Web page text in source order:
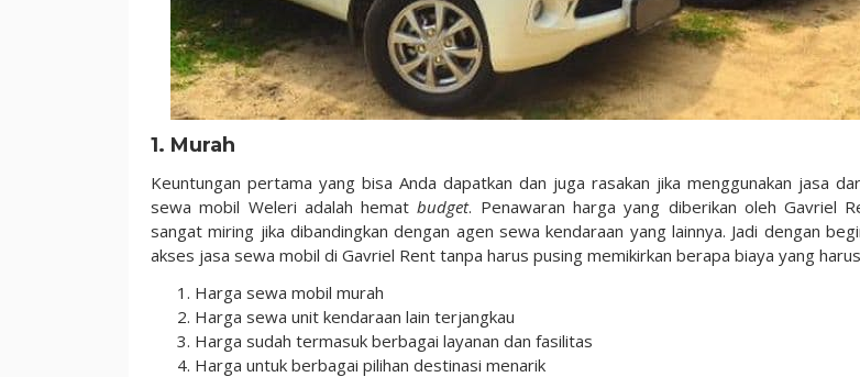
1. Murah
Keuntungan pertama yang bisa Anda dapatkan dan juga rasakan jika menggunakan jasa
sewa mobil Weleri adalah hematbudget. Penawaran harga yang diberikan oleh Gavriel
sangat miring jika dibandingkan dengan agen sewa kendaraan yang lainnya. Jadi dengan
akses jasa sewa mobil di Gavriel Rent tanpa harus pusing memikirkan berapa biaya yang
Harga sewa mobil murah
Harga sewa unit kendaraan lain terjangkau
Harga sudah termasuk berbagai layanan dan fasilitas
Harga untuk berbagai pilihan destinasi menarik